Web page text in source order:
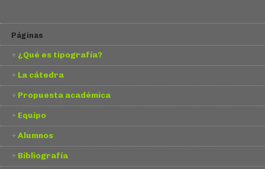
Páginas
¿Qué es tipografía?
La cátedra
Propuesta académica
Equipo
Alumnos
Bibliografía